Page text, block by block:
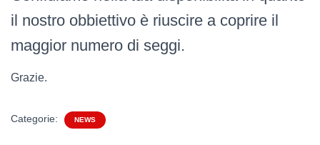
il nostro obbiettivo è riuscire a coprire il
maggior numero di seggi.
Grazie.
Categorie: NEWS